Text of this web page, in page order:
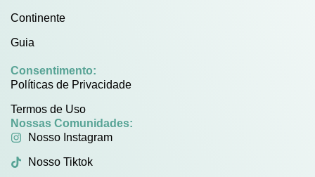
Continente
Guia
Consentimento:
Políticas de Privacidade
Termos de Uso
Nossas Comunidades:
Nosso Instagram
Nosso Tiktok